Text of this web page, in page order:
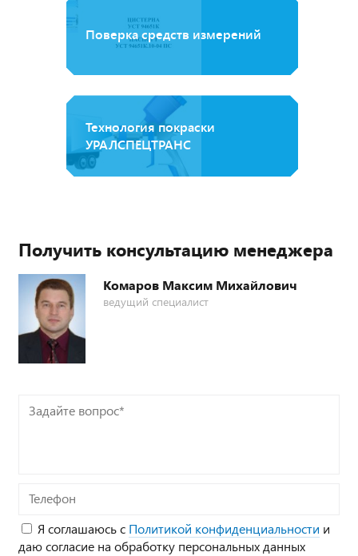
Поверка средств измерений
Технология покраски
УРАЛСПЕЦТРАНС
Получить консультацию менеджера
Комаров Максим Михайлович
ведущий специалист
Задайте
Телефон
Я соглашаюсь с Политикой конфиденциальности и
даю согласие на обработку персональных данных